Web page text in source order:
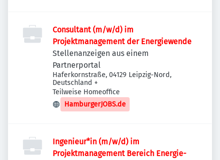
Consultant (m/w/d) im
Projektmanagement der Energiewende
Stellenanzeigen aus einem
Partnerportal
Haferkornstraße, 04129 Leipzig-Nord,
Deutschland +
Teilweise Homeoffice
HamburgerJOBS.de
Ingenieur*in (m/w/d) im
Projektmanagement Bereich Energie-